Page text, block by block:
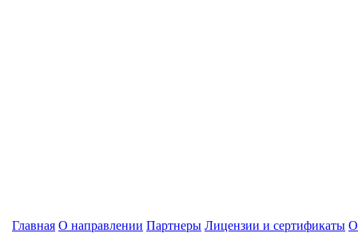
Главная О направлении Партнеры Лицензии и сертификаты